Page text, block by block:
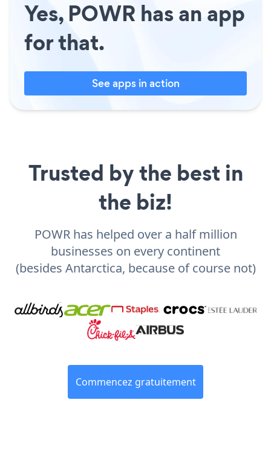
Yes, POWR has an app
for that.
See apps in action
Trusted by the best in
the biz!
POWR has helped over a half million
businesses on every continent
(besides Antarctica, because of course not)
Commencez gratuitement